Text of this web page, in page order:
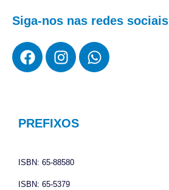
Siga-nos nas redes sociais
F
a
o
k
I
n
g
a
m
W
h
PREFIXOS
ISBN: 65-88580
ISBN: 65-5379